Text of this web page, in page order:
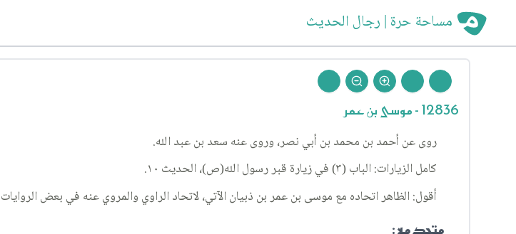
مساحة حرة | رجال الحديث
12836 - موسى بن عمر
روى عن أحمد بن محمد بن أبي نصر، وروى عنه سعد بن عبد الله.
كامل الزيارات: الباب (٣) في زيارة قبر رسول الله(ص)، الحديث ١٠.
أقول: الظاهر اتحاده مع موسى بن عمر بن ذبيان الآتي، لاتحاد الراوي والمروي عنه في بعض
متحد مع :